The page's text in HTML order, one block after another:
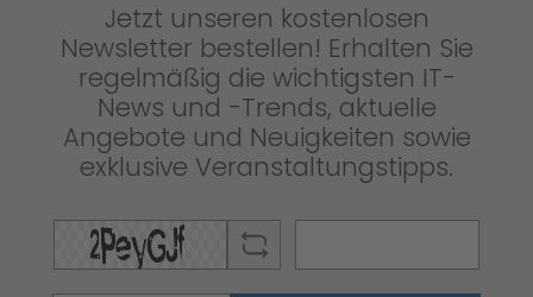
Jetzt unseren kostenlosen
Newsletter bestellen! Erhalten Sie
regelmäßig die wichtigsten IT-
News und -Trends, aktuelle
Angebote und Neuigkeiten sowie
exklusive Veranstaltungstipps.